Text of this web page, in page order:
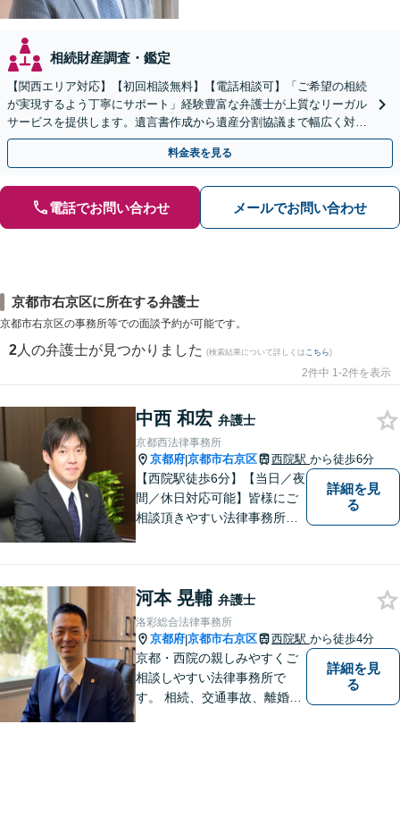
相続財産調査・鑑定
【関西エリア対応】【初回相談無料】【電話相談可】「ご希望の相続
が実現するよう丁寧にサポート」経験豊富な弁護士が上質なリーガル
サービスを提供します。遺言書作成から遺産分割協議まで幅広く対応
「他士業と連携してスムーズな解決」【休日・夜間相談可】
料金表を見る
電話でお問い合わせ メールでお問い合わせ
京都市右京区に所在する弁護士
京都市右京区の事務所等での面談予約が可能です。
2 人の弁護士が見つかりました (検索結果について詳しくは こちら)
2件中 1-2件を表示
中西 和宏 弁護士
京都西法律事務所
京都府|京都市右京区 西院駅 から徒歩6分
【西院駅徒歩6分】【当日／夜
間／休日対応可能】皆様にご
相談頂きやすい法律事務所を
応可能。【法テラス利用可】
ご相談者様に寄り添って対
応。お悩みの方はお気軽にご
相談ください。
詳細を見
る
河本 晃輔 弁護士
洛彩総合法律事務所
京都府|京都市右京区 西院駅 から徒歩4分
京都・西院の親しみやすくご
相談しやすい法律事務所で
す。 相続、交通事故、離婚、
詳細を見
る